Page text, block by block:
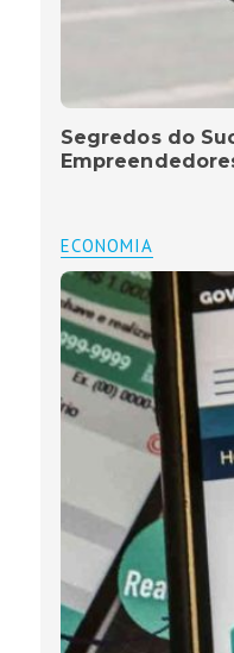
Segredos do
ECONOMIA